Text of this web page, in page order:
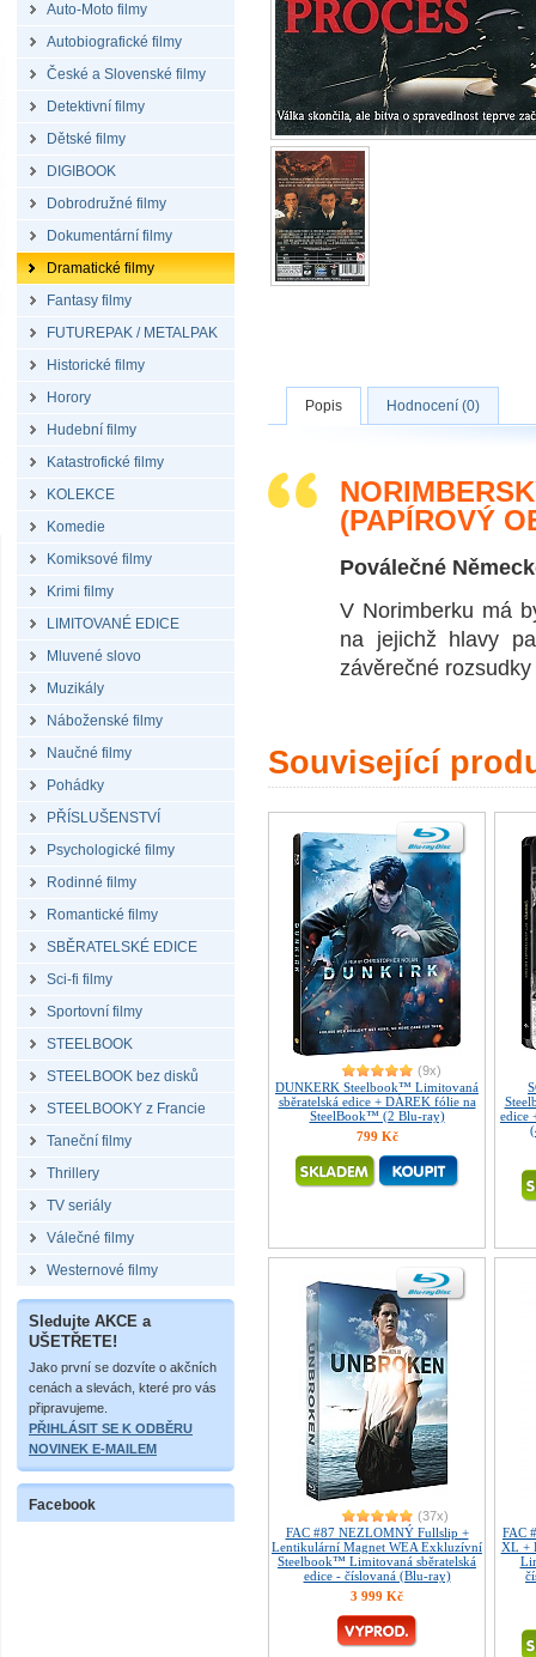
Auto-Moto filmy
Autobiografické filmy
České a Slovenské filmy
Detektivní filmy
Dětské filmy
DIGIBOOK
Dobrodružné filmy
Dokumentární filmy
Dramatické filmy
Fantasy filmy
FUTUREPAK / METALPAK
Historické filmy
Horory
Hudební filmy
Katastrofické filmy
KOLEKCE
Komedie
Komiksové filmy
Krimi filmy
LIMITOVANÉ EDICE
Mluvené slovo
Muzikály
Náboženské filmy
Naučné filmy
Pohádky
PŘÍSLUŠENSTVÍ
Psychologické filmy
Rodinné filmy
Romantické filmy
SBĚRATELSKÉ EDICE
Sci-fi filmy
Sportovní filmy
STEELBOOK
STEELBOOK bez disků
STEELBOOKY z Francie
Taneční filmy
Thrillery
TV seriály
Válečné filmy
Westernové filmy
Sledujte AKCE a
UŠETŘETE!
Jako první se dozvíte o akčních
cenách a slevách, které pro vás
připravujeme.
PŘIHLÁSIT SE K ODBĚRU
NOVINEK E-MAILEM
Facebook
Popis Hodnocení (0)
(PAPÍROVÝ
Poválečné
V Norimberku má
na jejichž hlavy
závěrečné
Související
(9x)
DUNKERK Steelbook™ Limitovaná
sběratelská edice + DÁREK fólie na
SteelBook™ (2 Blu-ray)
799 Kč
edice
(37x)
FAC #87 NEZLOMNÝ Fullslip +
Lentikulární Magnet WEA Exkluzívní
Steelbook™ Limitovaná sběratelská
edice - číslovaná (Blu-ray)
3 999 Kč
FAC
XL +